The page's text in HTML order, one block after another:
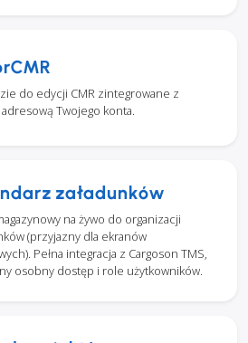
do edycji CMR zintegrowane z
adresową Twojego konta.
załadunków
na żywo do organizacji
(przyjazny dla ekranów
Pełna integracja z Cargoson TMS,
osobny dostęp i role użytkowników.